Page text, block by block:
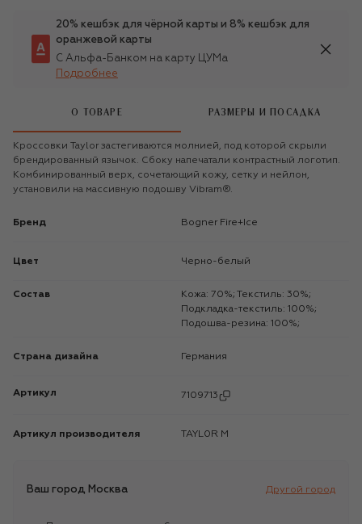
20% кешбэк для чёрной карты и 8% кешбэк для
оранжевой карты
С Альфа-Банком на карту ЦУМа
Подробнее
О ТОВАРЕ РАЗМЕРЫ И ПОСАДКА
Кроссовки Taylor застегиваются молнией, под которой скрыли
брендированный язычок. Сбоку напечатали контрастный логотип.
Комбинированный верх, сочетающий кожу, сетку и нейлон,
установили на массивную подошву Vibram®.
Бренд Bogner Fire+Ice
Цвет Черно-белый
Состав
Кожа: 70%; Текстиль: 30%;
Подкладка-текстиль: 100%;
Подошва-резина: 100%;
Страна дизайна Германия
Артикул 7109713
Артикул производителя TAYL0R M
Ваш город Москва Другой город